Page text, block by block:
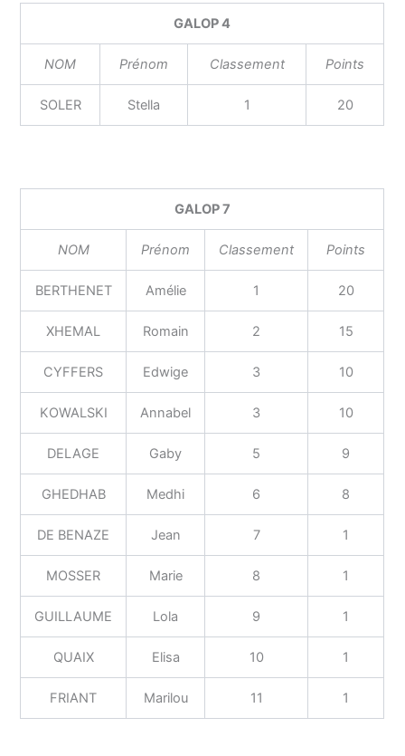
GALOP 4
NOM Prénom Classement Points
SOLER Stella 1 20
GALOP 7
NOM Prénom Classement Points
BERTHENET Amélie 1 20
XHEMAL Romain 2 15
CYFFERS Edwige 3 10
KOWALSKI Annabel 3 10
DELAGE Gaby 5 9
GHEDHAB Medhi 6 8
DE BENAZE Jean 7 1
MOSSER Marie 8 1
GUILLAUME Lola 9 1
QUAIX Elisa 10 1
FRIANT Marilou 11 1